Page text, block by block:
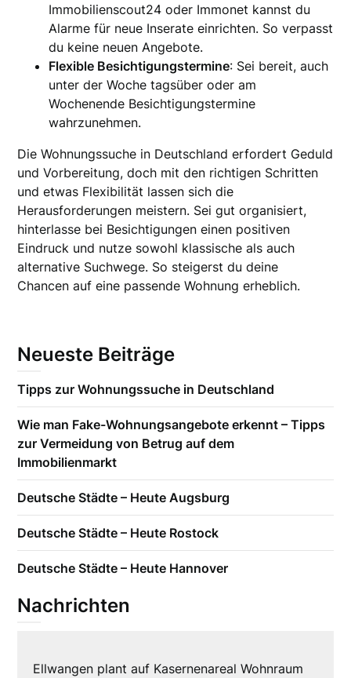
Immobilienscout24 oder Immonet kannst du
Alarme für neue Inserate einrichten. So verpasst
du keine neuen Angebote.
Flexible Besichtigungstermine: Sei bereit, auch
unter der Woche tagsüber oder am
Wochenende Besichtigungstermine
wahrzunehmen.
Die Wohnungssuche in Deutschland erfordert Geduld
und Vorbereitung, doch mit den richtigen Schritten
und etwas Flexibilität lassen sich die
Herausforderungen meistern. Sei gut organisiert,
hinterlasse bei Besichtigungen einen positiven
Eindruck und nutze sowohl klassische als auch
alternative Suchwege. So steigerst du deine
Chancen auf eine passende Wohnung erheblich.
Neueste Beiträge
Tipps zur Wohnungssuche in Deutschland
Wie man Fake-Wohnungsangebote erkennt – Tipps
zur Vermeidung von Betrug auf dem
Immobilienmarkt
Deutsche Städte – Heute Augsburg
Deutsche Städte – Heute Rostock
Deutsche Städte – Heute Hannover
Nachrichten
Ellwangen plant auf Kasernenareal Wohnraum